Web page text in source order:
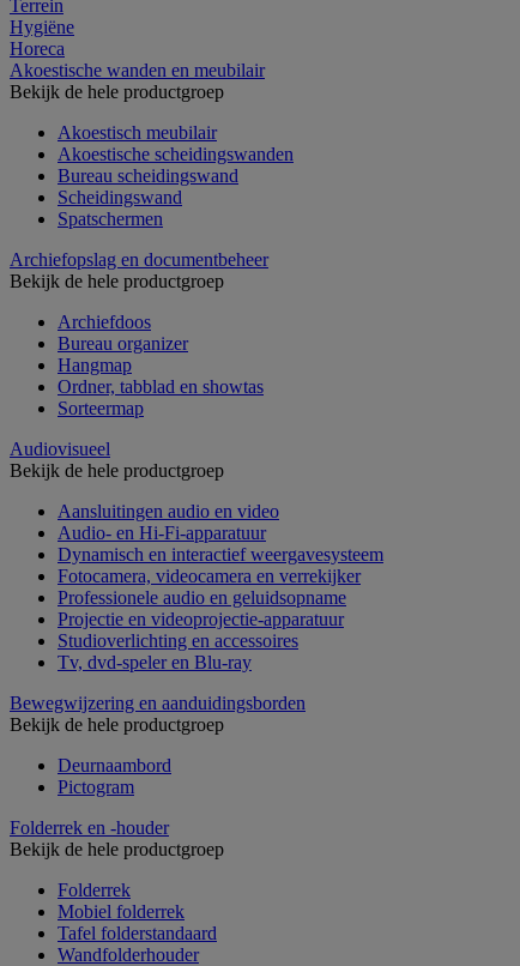
Terrein
Hygiëne
Horeca
Akoestische wanden en meubilair
Bekijk de hele productgroep
Akoestisch meubilair
Akoestische scheidingswanden
Bureau scheidingswand
Scheidingswand
Spatschermen
Archiefopslag en documentbeheer
Bekijk de hele productgroep
Archiefdoos
Bureau organizer
Hangmap
Ordner, tabblad en showtas
Sorteermap
Audiovisueel
Bekijk de hele productgroep
Aansluitingen audio en video
Audio- en Hi-Fi-apparatuur
Dynamisch en interactief weergavesysteem
Fotocamera, videocamera en verrekijker
Professionele audio en geluidsopname
Projectie en videoprojectie-apparatuur
Studioverlichting en accessoires
Tv, dvd-speler en Blu-ray
Bewegwijzering en aanduidingsborden
Bekijk de hele productgroep
Deurnaambord
Pictogram
Folderrek en -houder
Bekijk de hele productgroep
Folderrek
Mobiel folderrek
Tafel folderstandaard
Wandfolderhouder